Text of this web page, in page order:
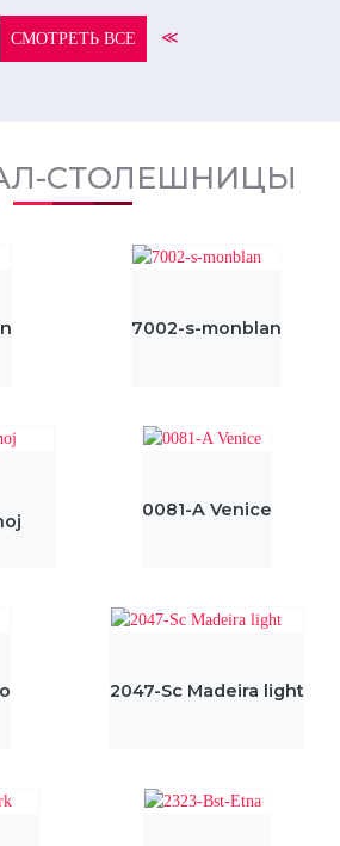
СМОТРЕТЬ ВСЕ ≪
СТОЛЕШНИЦЫ
7002-s-monblan
0081-A Venice
2047-Sc Madeira light